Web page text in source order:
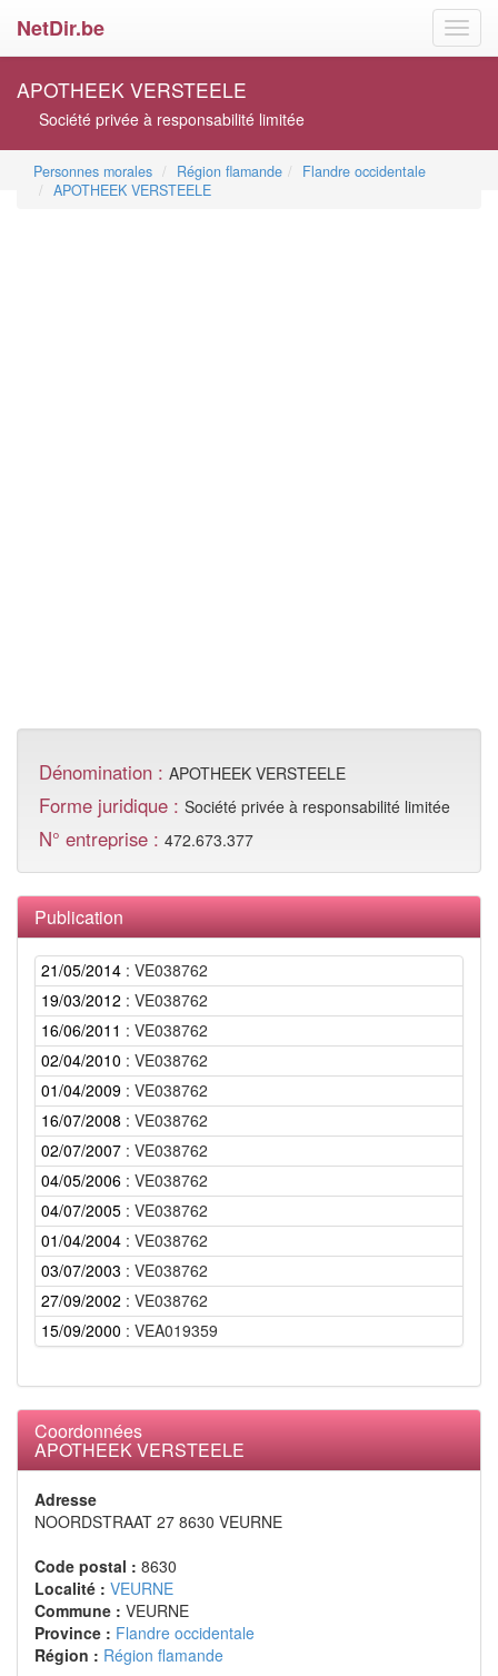
NetDir.be
APOTHEEK VERSTEELE
Société privée à responsabilité limitée
Personnes morales Région flamande
Flandre occidentale
APOTHEEK VERSTEELE
Dénomination : APOTHEEK VERSTEELE
Forme juridique : Société privée à responsabilité limitée
N° entreprise : 472.673.377
Publication
21/05/2014 : VE038762
19/03/2012 : VE038762
16/06/2011 : VE038762
02/04/2010 : VE038762
01/04/2009 : VE038762
16/07/2008 : VE038762
02/07/2007 : VE038762
04/05/2006 : VE038762
04/07/2005 : VE038762
01/04/2004 : VE038762
03/07/2003 : VE038762
27/09/2002 : VE038762
15/09/2000 : VEA019359
Coordonnées
APOTHEEK VERSTEELE
Adresse
NOORDSTRAAT 27 8630 VEURNE
Code postal : 8630
Localité : VEURNE
Commune : VEURNE
Province : Flandre occidentale
Région : Région flamande